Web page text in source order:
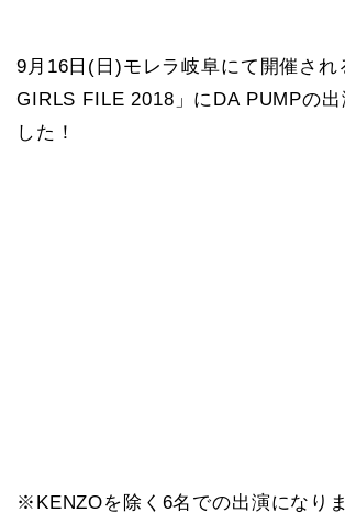
9月16日(日)モレラ岐阜にて開催され
GIRLS FILE 2018」にDA PUMPの出
した！
※KENZOを除く6名での出演になりま